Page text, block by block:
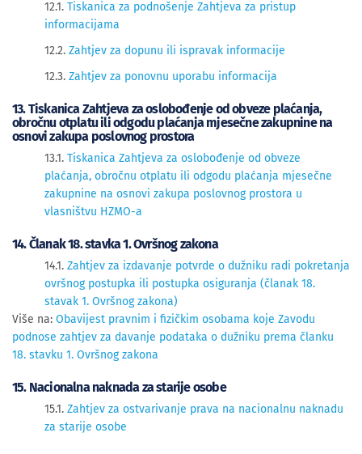
12.1. Tiskanica za podnošenje Zahtjeva za pristup
informacijama
12.2. Zahtjev za dopunu ili ispravak informacije
12.3. Zahtjev za ponovnu uporabu informacija
13. Tiskanica Zahtjeva za oslobođenje od obveze plaćanja,
obročnu otplatu ili odgodu plaćanja mjesečne zakupnine na
osnovi zakupa poslovnog prostora
13.1. Tiskanica Zahtjeva za oslobođenje od obveze
plaćanja, obročnu otplatu ili odgodu plaćanja mjesečne
zakupnine na osnovi zakupa poslovnog prostora u
vlasništvu HZMO-a
14. Članak 18. stavka 1. Ovršnog zakona
14.1. Zahtjev za izdavanje potvrde o dužniku radi pokretanja
ovršnog postupka ili postupka osiguranja (članak 18.
stavak 1. Ovršnog zakona)
Više na: Obavijest pravnim i fizičkim osobama koje Zavodu
podnose zahtjev za davanje podataka o dužniku prema članku
18. stavku 1. Ovršnog zakona
15. Nacionalna naknada za starije osobe
15.1. Zahtjev za ostvarivanje prava na nacionalnu naknadu
za starije osobe